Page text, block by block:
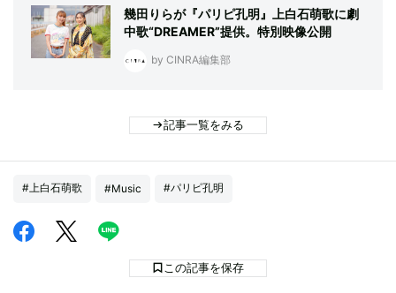
幾田りらが『パリピ孔明』上白石萌歌に劇
中歌“DREAMER”提供。特別映像公開
by CINRA編集部
記事一覧をみる
#上白石萌歌 #Music #パリピ孔明
この記事を保存